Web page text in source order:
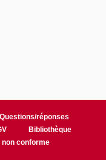
Questions/réponses
Bibliothèque
conforme